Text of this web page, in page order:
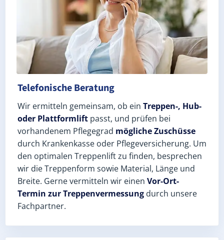
Telefonische Beratung
Wir ermitteln gemeinsam, ob ein Treppen-, Hub-
oder Plattformlift passt, und prüfen bei
vorhandenem Pflegegrad mögliche Zuschüsse
durch Krankenkasse oder Pflegeversicherung. Um
den optimalen Treppenlift zu finden, besprechen
wir die Treppenform sowie Material, Länge und
Breite. Gerne vermitteln wir einen Vor-Ort-
Termin zur Treppenvermessung durch unsere
Fachpartner.